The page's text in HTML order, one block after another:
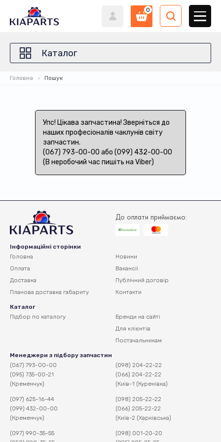
0
Каталог
Головна Пошук
Упс! Цікава запчастина! Зверніться до
наших професіоналів чаклунів світу
запчастин.
(067) 793-00-00 або (099) 432-00-00
(В неробочий час пишіть на Viber)
До оплати приймаємо:
Інформаційні сторінки
Головна
Оплата
Доставка
Планова доставка габариту
Новини
Вакансії
Публічний договір
Контакти
Каталог
Підбор по каталогу
Бренди на сайті
Для клієнтів
Постачальникам
Менеджери з підбору запчастин
(067) 793-00-00
(095) 735-00-21
(Кременчук)
(097) 625-16-44
(099) 432-00-00
(Кременчук)
(097) 990-35-55
(098) 204-22-22
(066) 204-22-22
(Київ-1 (Куренівка)
(098) 205-22-22
(066) 205-22-22
(Київ-2 (Харківська)
(098) 001-20-20